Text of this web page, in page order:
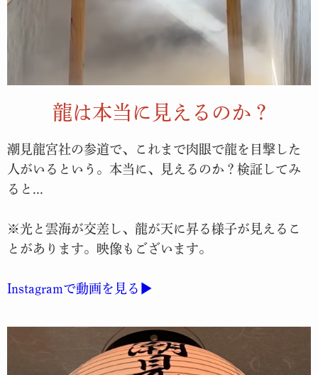
龍は本当に見えるのか？
潮見龍宮社の参道で、これまで肉眼で龍を目撃した
人がいるという。本当に、見えるのか？検証してみ
ると...
※光と雲海が交差し、龍が天に昇る様子が見えるこ
とがあります。
映像もございます。
Instagramで動画を見る▶︎